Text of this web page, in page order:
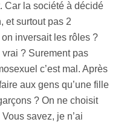
Car la société à décidé
et surtout pas 2
inversait les rôles ?
? Surement pas
c’est mal. Après
aux gens qu’une fille
? On ne choisit
savez, je n’ai